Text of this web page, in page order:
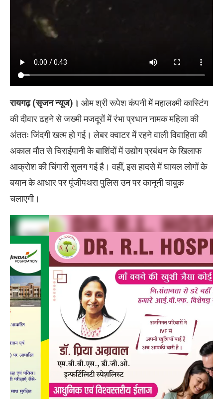
रायगढ़ (सृजन न्यूज)। ओम श्री रूपेश कंपनी में महालक्ष्मी कास्टिंग
की दीवार ढहने से जख्मी मजदूरों में रंभा प्रधान नामक महिला की
अंततः जिंदगी खत्म हो गई। लेबर क्वाटर में रहने वाली विवाहिता की
अकाल मौत से चिराईपानी के बाशिंदों में उद्योग प्रबंधन के खिलाफ
आक्रोश की चिंगारी सुलग गई है। वहीं, इस हादसे में घायल लोगों के
बयान के आधार पर पूंजीपथरा पुलिस उन पर कानूनी चाबुक
चलाएगी।